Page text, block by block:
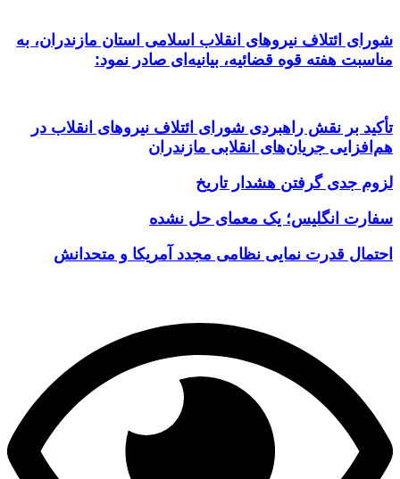
شورای ائتلاف نیروهای انقلاب اسلامی استان مازندران، به
مناسبت هفته قوه قضائیه، بیانیه‌ای صادر نمود:
تأکید بر نقش راهبردی شورای ائتلاف نیروهای انقلاب در
هم‌افزایی جریان‌های انقلابی مازندران
لزوم جدی گرفتن هشدار تاریخ
سفارت انگلیس؛ یک معمای حل نشده
احتمال قدرت نمایی نظامی مجدد آمریکا و متحدانش